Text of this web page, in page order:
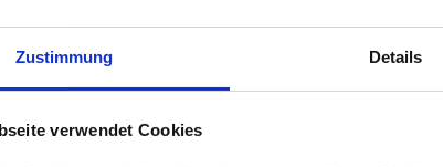
Zustimmung Details
verwendet Cookies
häufig Jeans aus? Dann ist dieser
und Ausbesserungsarbeiten. Das robuste Polyestergarn
Standard-Garne. Durch die
hohe Scheuerfestigkeit
– 110. Wir bieten dieses Garn in 13 strahlenden